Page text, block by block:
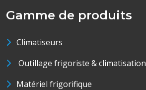
Gamme de produits
Climatiseurs
Outillage frigoriste & climatisation
Matériel frigorifique